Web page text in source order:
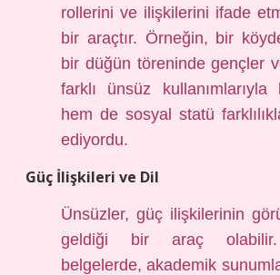
rollerini ve ilişkilerini ifade
bir araçtır. Örneğin, bir
bir düğün töreninde gençler
farklı ünsüz
hem de sosyal statü
ediyordu.
Güç İlişkileri ve Dil
Ünsüzler, güç ilişkilerinin
geldiği bir araç
belgelerde, akademik